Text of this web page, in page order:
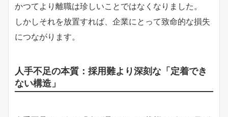
かつてより離職は珍しいことではなくなりました。
しかしそれを放置すれば、企業にとって致命的な損失
につながります。
人手不足の本質：採用難より深刻な「定着でき
ない構造」